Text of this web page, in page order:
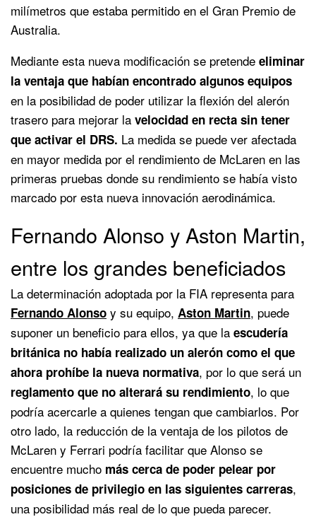
milímetros que estaba permitido en el Gran Premio de
Australia.
Mediante esta nueva modificación se pretende eliminar
la ventaja que habían encontrado algunos equipos
en la posibilidad de poder utilizar la flexión del alerón
trasero para mejorar la velocidad en recta sin tener
que activar el DRS. La medida se puede ver afectada
en mayor medida por el rendimiento de McLaren en las
primeras pruebas donde su rendimiento se había visto
marcado por esta nueva innovación aerodinámica.
Fernando Alonso y Aston Martin,
entre los grandes beneficiados
La determinación adoptada por la FIA representa para
Fernando Alonso y su equipo, Aston Martin, puede
suponer un beneficio para ellos, ya que la escudería
británica no había realizado un alerón como el que
ahora prohíbe la nueva normativa, por lo que será un
reglamento que no alterará su rendimiento, lo que
podría acercarle a quienes tengan que cambiarlos. Por
otro lado, la reducción de la ventaja de los pilotos de
McLaren y Ferrari podría facilitar que Alonso se
encuentre mucho más cerca de poder pelear por
posiciones de privilegio en las siguientes carreras,
una posibilidad más real de lo que pueda parecer.